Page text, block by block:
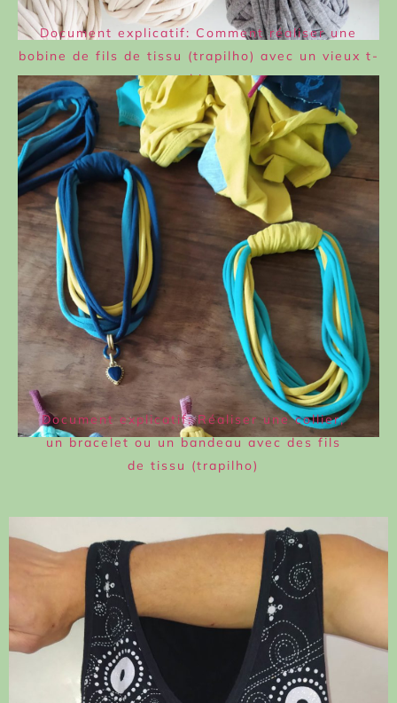
Document explicatif: Comment réaliser une
bobine de fils de tissu (trapilho) avec un vieux t-
shirt
Document explicatif: Réaliser une collier,
un bracelet ou un bandeau avec des fils
de tissu (trapilho)